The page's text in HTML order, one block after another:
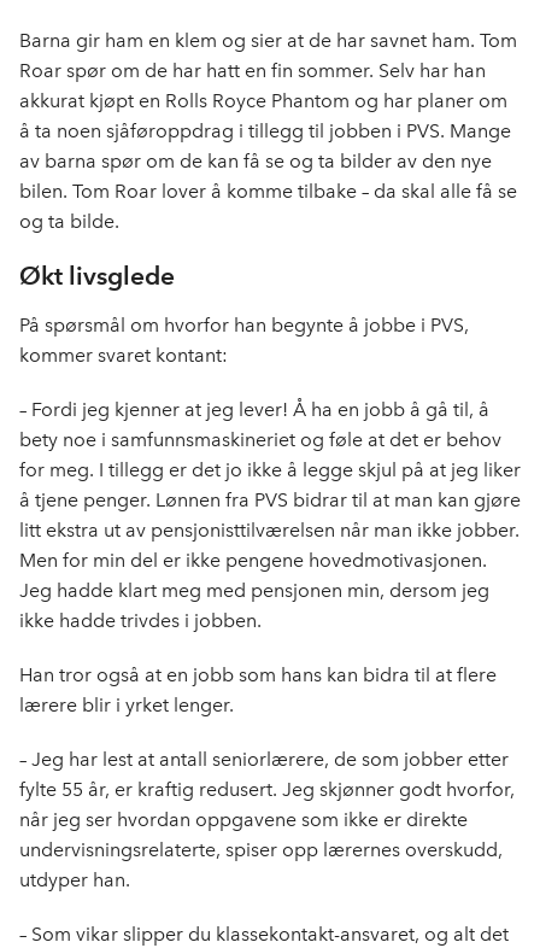
Barna gir ham en klem og sier at de har savnet ham. Tom
Roar spør om de har hatt en fin sommer. Selv har han
akkurat kjøpt en Rolls Royce Phantom og har planer om
å ta noen sjåføroppdrag i tillegg til jobben i PVS. Mange
av barna spør om de kan få se og ta bilder av den nye
bilen. Tom Roar lover å komme tilbake – da skal alle få se
og ta bilde.
Økt livsglede
På spørsmål om hvorfor han begynte å jobbe i PVS,
kommer svaret kontant:
– Fordi jeg kjenner at jeg lever! Å ha en jobb å gå til, å
bety noe i samfunnsmaskineriet og føle at det er behov
for meg. I tillegg er det jo ikke å legge skjul på at jeg liker
å tjene penger. Lønnen fra PVS bidrar til at man kan gjøre
litt ekstra ut av pensjonisttilværelsen når man ikke jobber.
Men for min del er ikke pengene hovedmotivasjonen.
Jeg hadde klart meg med pensjonen min, dersom jeg
ikke hadde trivdes i jobben.
Han tror også at en jobb som hans kan bidra til at flere
lærere blir i yrket lenger.
– Jeg har lest at antall seniorlærere, de som jobber etter
fylte 55 år, er kraftig redusert. Jeg skjønner godt hvorfor,
når jeg ser hvordan oppgavene som ikke er direkte
undervisningsrelaterte, spiser opp lærernes overskudd,
utdyper han.
– Som vikar slipper du klassekontakt-ansvaret, og alt det